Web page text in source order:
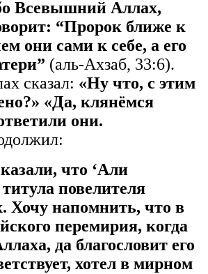
Всевышний Аллах,
“Пророк ближе к
они сами к себе, а его
(аль-Ахзаб, 33:6).
сказал: «Ну что, с этим
«Да, клянёмся
они.
что ‘Али
повелителя
Хочу напомнить, что в
перемирия, когда
да благословит его
хотел в мирном